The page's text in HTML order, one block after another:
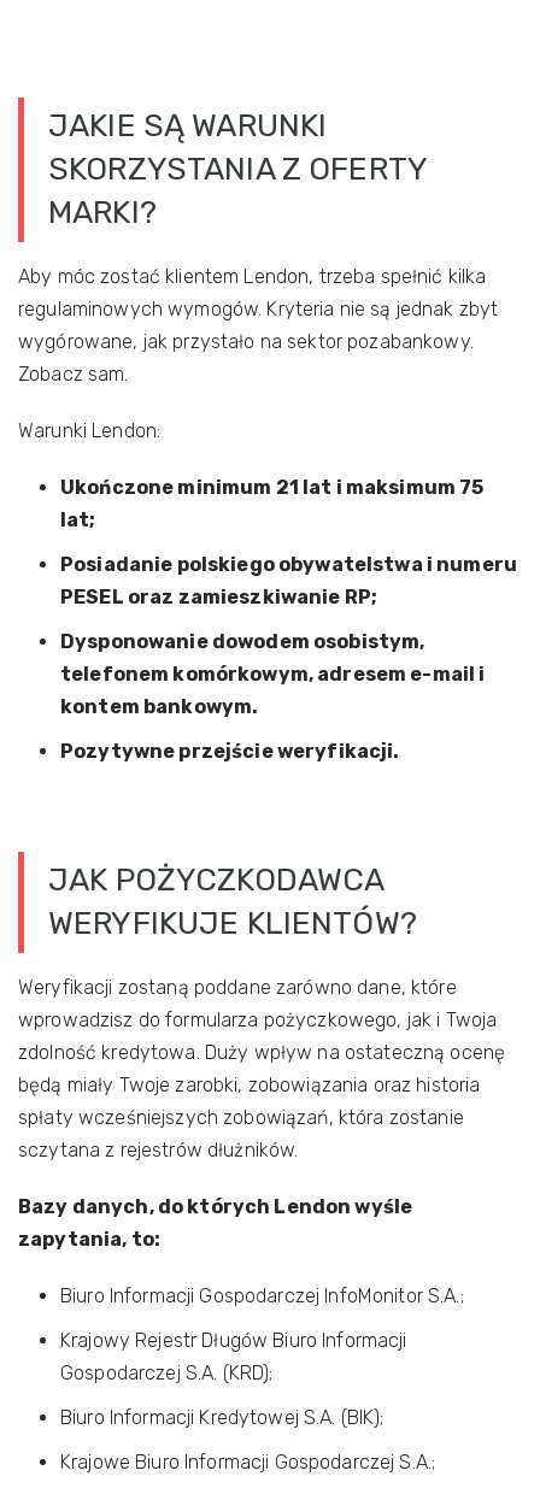
JAKIE SĄ WARUNKI
SKORZYSTANIA Z OFERTY
MARKI?
Aby móc zostać klientem Lendon, trzeba spełnić kilka
regulaminowych wymogów. Kryteria nie są jednak zbyt
wygórowane, jak przystało na sektor pozabankowy.
Zobacz sam.
Warunki Lendon:
Ukończone minimum 21 lat i maksimum 75
lat;
Posiadanie polskiego obywatelstwa i numeru
PESEL oraz zamieszkiwanie RP;
Dysponowanie dowodem osobistym,
telefonem komórkowym, adresem e-mail i
kontem bankowym.
Pozytywne przejście weryfikacji.
JAK POŻYCZKODAWCA
WERYFIKUJE KLIENTÓW?
Weryfikacji zostaną poddane zarówno dane, które
wprowadzisz do formularza pożyczkowego, jak i Twoja
zdolność kredytowa. Duży wpływ na ostateczną ocenę
będą miały Twoje zarobki, zobowiązania oraz historia
spłaty wcześniejszych zobowiązań, która zostanie
sczytana z rejestrów dłużników.
Bazy danych, do których Lendon wyśle
zapytania, to:
Biuro Informacji Gospodarczej InfoMonitor S.A.;
Krajowy Rejestr Długów Biuro Informacji
Gospodarczej S.A. (KRD);
Biuro Informacji Kredytowej S.A. (BIK);
Krajowe Biuro Informacji Gospodarczej S.A.;